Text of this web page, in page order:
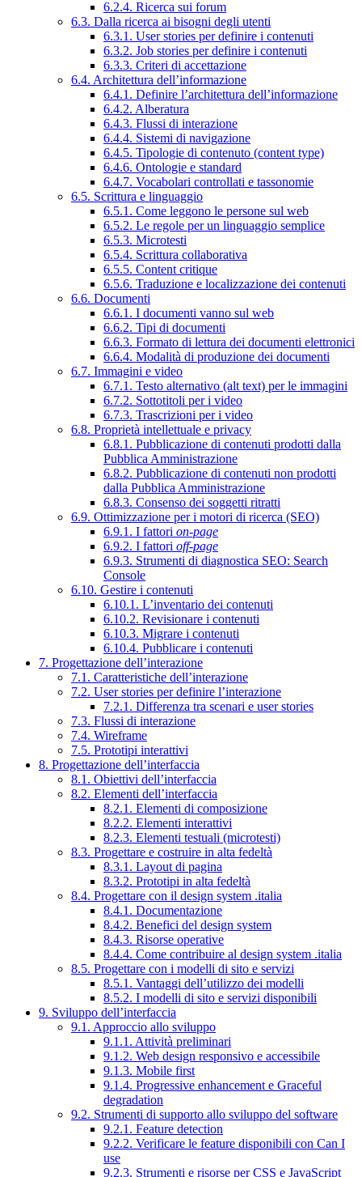
6.2.4. Ricerca sui forum
6.3. Dalla ricerca ai bisogni degli utenti
6.3.1. User stories per definire i contenuti
6.3.2. Job stories per definire i contenuti
6.3.3. Criteri di accettazione
6.4. Architettura dell’informazione
6.4.1. Definire l’architettura dell’informazione
6.4.2. Alberatura
6.4.3. Flussi di interazione
6.4.4. Sistemi di navigazione
6.4.5. Tipologie di contenuto (content type)
6.4.6. Ontologie e standard
6.4.7. Vocabolari controllati e tassonomie
6.5. Scrittura e linguaggio
6.5.1. Come leggono le persone sul web
6.5.2. Le regole per un linguaggio semplice
6.5.3. Microtesti
6.5.4. Scrittura collaborativa
6.5.5. Content critique
6.5.6. Traduzione e localizzazione dei contenuti
6.6. Documenti
6.6.1. I documenti vanno sul web
6.6.2. Tipi di documenti
6.6.3. Formato di lettura dei documenti elettronici
6.6.4. Modalità di produzione dei documenti
6.7. Immagini e video
6.7.1. Testo alternativo (alt text) per le immagini
6.7.2. Sottotitoli per i video
6.7.3. Trascrizioni per i video
6.8. Proprietà intellettuale e privacy
6.8.1. Pubblicazione di contenuti prodotti dalla
Pubblica Amministrazione
6.8.2. Pubblicazione di contenuti non prodotti
dalla Pubblica Amministrazione
6.8.3. Consenso dei soggetti ritratti
6.9. Ottimizzazione per i motori di ricerca (SEO)
6.9.1. I fattori on-page
6.9.2. I fattori off-page
6.9.3. Strumenti di diagnostica SEO: Search
Console
6.10. Gestire i contenuti
6.10.1. L’inventario dei contenuti
6.10.2. Revisionare i contenuti
6.10.3. Migrare i contenuti
6.10.4. Pubblicare i contenuti
7. Progettazione dell’interazione
7.1. Caratteristiche dell’interazione
7.2. User stories per definire l’interazione
7.2.1. Differenza tra scenari e user stories
7.3. Flussi di interazione
7.4. Wireframe
7.5. Prototipi interattivi
8. Progettazione dell’interfaccia
8.1. Obiettivi dell’interfaccia
8.2. Elementi dell’interfaccia
8.2.1. Elementi di composizione
8.2.2. Elementi interattivi
8.2.3. Elementi testuali (microtesti)
8.3. Progettare e costruire in alta fedeltà
8.3.1. Layout di pagina
8.3.2. Prototipi in alta fedeltà
8.4. Progettare con il design system .italia
8.4.1. Documentazione
8.4.2. Benefici del design system
8.4.3. Risorse operative
8.4.4. Come contribuire al design system .italia
8.5. Progettare con i modelli di sito e servizi
8.5.1. Vantaggi dell’utilizzo dei modelli
8.5.2. I modelli di sito e servizi disponibili
9. Sviluppo dell’interfaccia
9.1. Approccio allo sviluppo
9.1.1. Attività preliminari
9.1.2. Web design responsivo e accessibile
9.1.3. Mobile first
9.1.4. Progressive enhancement e Graceful
degradation
9.2. Strumenti di supporto allo sviluppo del software
9.2.1. Feature detection
9.2.2. Verificare le feature disponibili con Can I
use
9.2.3. Strumenti e risorse per CSS e JavaScript